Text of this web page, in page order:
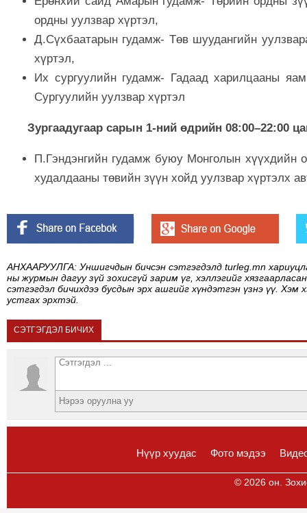
ордны уулзвар хүртэл,
Д.Сүхбаатарын гудамж- Төв шуудангийн
хүртэл,
Их сургуулийн гудамж- Гадаад харилцааны
Сургуулийн уулзвар хүртэл
Зургаадугаар сарын 1-ний өдрийн 08:00–22:00
П.Гэндэнгийн гудамж буюу Монголын хүүхдийн
худалдааны төвийн зүүн хойд уулзвар хүртэлх
АНХААРУУЛГА: Уншигчдын бичсэн сэтгэгдэлд turleg.mn
ны журмын дагуу зүй зохисгүй зарим үг, хэллэгийг
сэтгэгдэл бичихдээ бусдын эрх ашгийг хүндэтгэн үзнэ үү. Хэм
устгах эрхтэй.
СЭТГЭГДЭЛ БИЧИХ
Нүүр хуудас Фото мэдээ
© 2026 он.